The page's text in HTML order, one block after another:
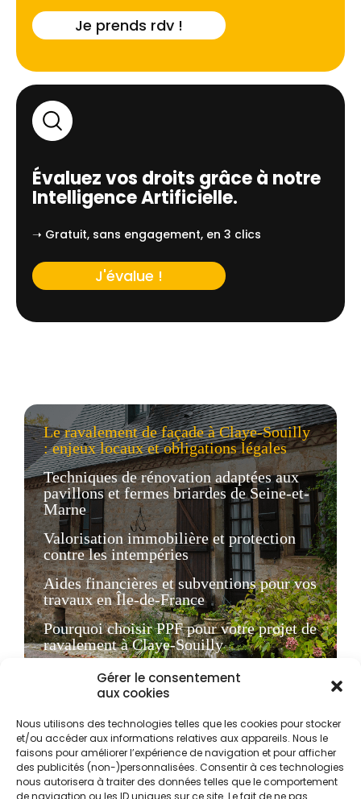
Gérer le consentement
aux cookies
Nous utilisons des technologies telles que les cookies pour stocker
et/ou accéder aux informations relatives aux appareils. Nous le
faisons pour améliorer l’expérience de navigation et pour afficher
des publicités (non-)personnalisées. Consentir à ces technologies
nous autorisera à traiter des données telles que le comportement
de navigation ou les ID uniques sur ce site. Le fait de ne pas
Je prends rdv !
Évaluez vos droits grâce à notre
Intelligence Artificielle.
➝ Gratuit, sans engagement, en 3 clics
J'évalue !
Le ravalement de façade à Claye-Souilly
: enjeux locaux et obligations légales
Techniques de rénovation adaptées aux
pavillons et fermes briardes de Seine-et-
Marne
Valorisation immobilière et protection
contre les intempéries
Aides financières et subventions pour vos
travaux en Île-de-France
Pourquoi choisir PPF pour votre projet de
ravalement à Claye-Souilly
Le ravalement de façade
à Claye-Souilly : enjeux
locaux et obligations
légales